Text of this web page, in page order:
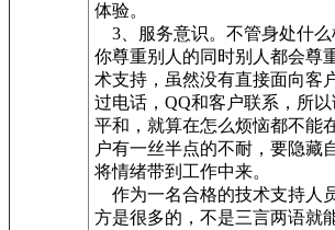
体验。
3、服务意识。不管身处什么
你尊重别人的同时别人都会尊
术支持，虽然没有直接面向客
过电话，QQ和客户联系，所
平和，就算在怎么烦恼都不能
户有一丝半点的不耐，要隐藏
将情绪带到工作中来。
作为一名合格的技术支持人
方是很多的，不是三言两语就